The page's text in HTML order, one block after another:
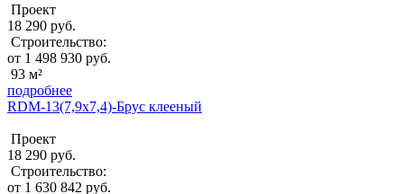
Проект
18 290 руб.
Строительство:
от 1 498 930 руб.
93 м²
подробнее
RDM-13(7,9x7,4)-Брус клееный
Проект
18 290 руб.
Строительство:
от 1 630 842 руб.